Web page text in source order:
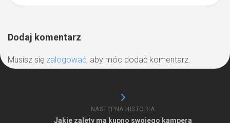
Dodaj komentarz
Musisz się zalogować, aby móc dodać komentarz.
NASTĘPNA HISTORIA
Jakie zalety ma kupno swojego kampera